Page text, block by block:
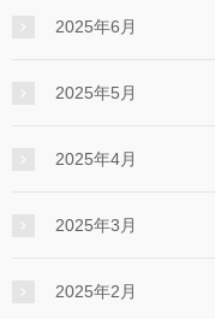
2025年6月
2025年5月
2025年4月
2025年3月
2025年2月